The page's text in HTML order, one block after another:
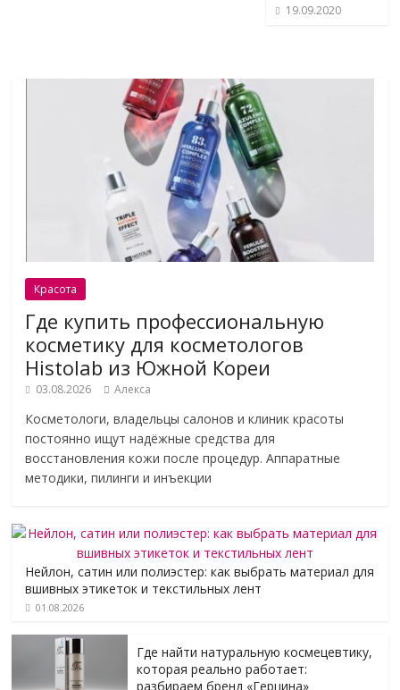
19.09.2020
Красота
Где купить профессиональную
косметику для косметологов
Histolab из Южной Кореи
03.08.2026 Алекса
Косметологи, владельцы салонов и клиник красоты
постоянно ищут надёжные средства для
восстановления кожи после процедур. Аппаратные
методики, пилинги и инъекции
Нейлон, сатин или полиэстер: как выбрать материал для
вшивных этикеток и текстильных лент
01.08.2026
Где найти натуральную космецевтику,
которая реально работает:
разбираем бренд «Герцина»